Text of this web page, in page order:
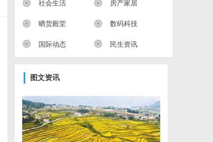
社会生活 房产家居
晒货殿堂 数码科技
国际动态 民生资讯
图文资讯